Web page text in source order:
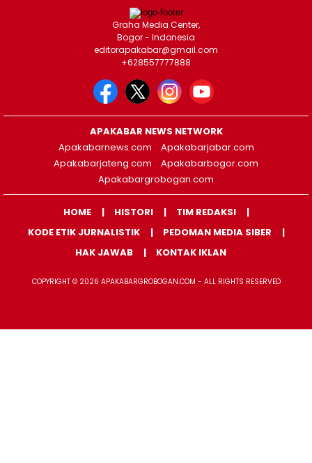
Graha Media Center,
Bogor - Indonesia
editorapakabar@gmail.com
+628557777888
APAKABAR NEWS NETWORK
Apakabarnews.com
Apakabarjabar.com
Apakabarjateng.com
Apakabarbogor.com
Apakabargrobogan.com
HOME HISTORI
TIM REDAKSI
KODE ETIK JURNALISTIK
PEDOMAN MEDIA SIBER
HAK JAWAB
KONTAK IKLAN
COPYRIGHT © 2026 APAKABARGROBOGAN.COM - ALL RIGHTS RESERVED